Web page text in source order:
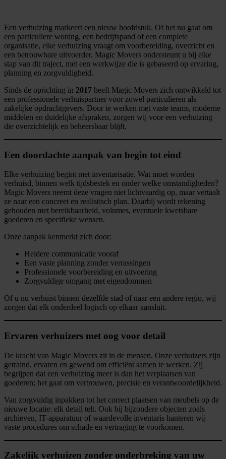
Een verhuizing markeert een nieuw hoofdstuk. Of het nu gaat om
een particuliere woning, een bedrijfspand of een complete
organisatie, elke verhuizing vraagt om voorbereiding, overzicht en
een betrouwbare uitvoerder. Magic Movers ondersteunt u bij elke
stap van dit traject, met een werkwijze die is gebaseerd op ervaring,
planning en zorgvuldigheid.
Sinds de oprichting in 2017 heeft Magic Movers zich ontwikkeld tot
een professionele verhuispartner voor zowel particulieren als
zakelijke opdrachtgevers. Door te werken met vaste teams, moderne
middelen en duidelijke afspraken, zorgen wij voor een verhuizing
die overzichtelijk en beheersbaar blijft.
Een doordachte aanpak van begin tot eind
Elke verhuizing begint met inventarisatie. Wat moet worden
verhuisd, binnen welk tijdsbestek en onder welke omstandigheden?
Magic Movers neemt deze vragen niet lichtvaardig op, maar vertaalt
ze naar een concreet en realistisch plan. Daarbij wordt rekening
gehouden met bereikbaarheid, volumes, eventuele kwetsbare
goederen en specifieke wensen.
Onze aanpak kenmerkt zich door:
Heldere communicatie vooraf
Een vaste planning zonder verrassingen
Professionele voorbereiding en uitvoering
Zorgvuldige omgang met eigendommen
Of u nu verhuist binnen dezelfde stad of naar een andere regio, wij
zorgen dat elk onderdeel logisch op elkaar aansluit.
Ervaren verhuizers met oog voor detail
De kracht van Magic Movers zit in de mensen. Onze verhuizers zijn
getraind, ervaren en gewend om efficiënt samen te werken. Zij
begrijpen dat een verhuizing meer is dan het verplaatsen van
goederen; het gaat om vertrouwen, precisie en verantwoordelijkheid.
Van zorgvuldig inpakken tot het correct plaatsen van meubels op de
nieuwe locatie: elk detail telt. Ook bij bijzondere objecten zoals
archieven, IT-apparatuur of waardevolle inventaris hanteren wij
vaste procedures om schade en vertraging te voorkomen.
Zakelijk verhuizen zonder onderbreking van uw